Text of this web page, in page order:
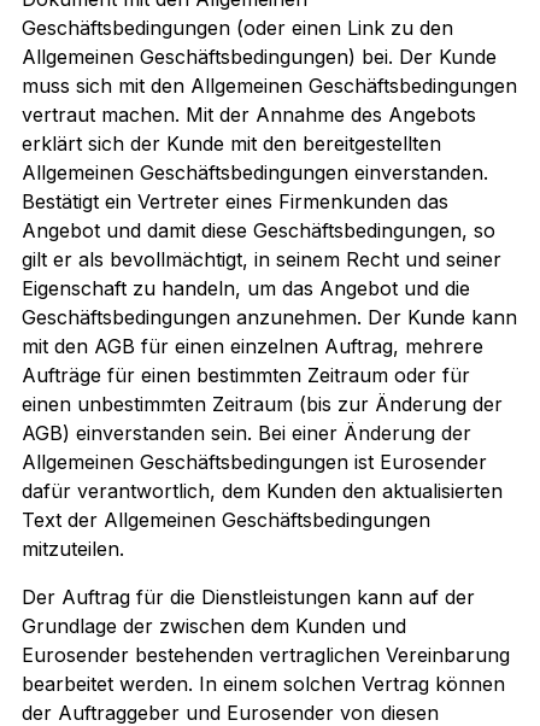
Geschäftsbedingungen (oder einen Link zu den
Allgemeinen Geschäftsbedingungen) bei. Der Kunde
muss sich mit den Allgemeinen Geschäftsbedingungen
vertraut machen. Mit der Annahme des Angebots
erklärt sich der Kunde mit den bereitgestellten
Allgemeinen Geschäftsbedingungen einverstanden.
Bestätigt ein Vertreter eines Firmenkunden das
Angebot und damit diese Geschäftsbedingungen, so
gilt er als bevollmächtigt, in seinem Recht und seiner
Eigenschaft zu handeln, um das Angebot und die
Geschäftsbedingungen anzunehmen. Der Kunde kann
mit den AGB für einen einzelnen Auftrag, mehrere
Aufträge für einen bestimmten Zeitraum oder für
einen unbestimmten Zeitraum (bis zur Änderung der
AGB) einverstanden sein. Bei einer Änderung der
Allgemeinen Geschäftsbedingungen ist Eurosender
dafür verantwortlich, dem Kunden den aktualisierten
Text der Allgemeinen Geschäftsbedingungen
mitzuteilen.
Der Auftrag für die Dienstleistungen kann auf der
Grundlage der zwischen dem Kunden und
Eurosender bestehenden vertraglichen Vereinbarung
bearbeitet werden. In einem solchen Vertrag können
der Auftraggeber und Eurosender von diesen